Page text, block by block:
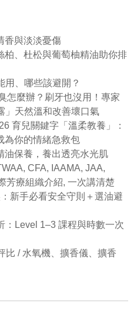
香與淡淡憂傷
柏、杜松與葡萄柚精油助你排
用、哪些該避開？
怎麼辦？刷牙也沒用！專家
」天然溫和改善壞口氣
育兒關鍵字「溫柔教養」：
為你的情緒急救包
油保養，養出透亮水光肌
CFA, IAAMA, JAA,
芳療組織介紹, 一次講清楚
新手必看安全守則＋選油避
：Level 1–3 課程與時數一次
比 / 水氧機、擴香儀、擴香